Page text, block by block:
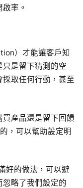
率。
）才能讓客戶知
是留下猜測的空
取任何行動，甚至
產品還是留下回饋
，可以幫助設定明
好的做法，可以避
略了我們設定的